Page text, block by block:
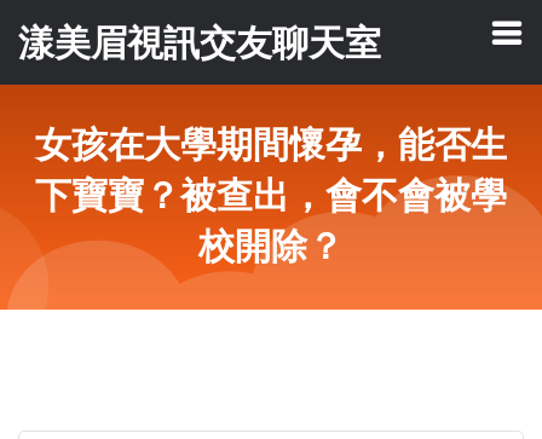
漾美眉視訊交友聊天室
女孩在大學期間懷孕，能否生
下寶寶？被查出，會不會被學
校開除？